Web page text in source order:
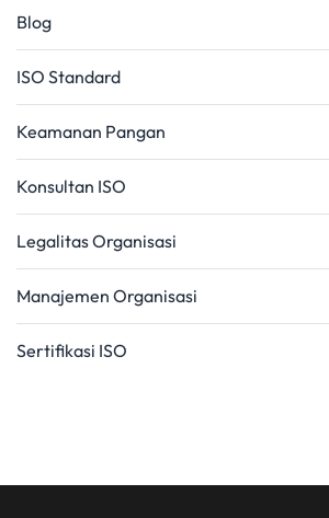
Blog
ISO Standard
Keamanan Pangan
Konsultan ISO
Legalitas Organisasi
Manajemen Organisasi
Sertifikasi ISO